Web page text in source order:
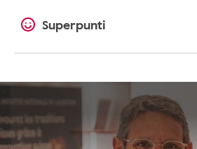
Superpunti